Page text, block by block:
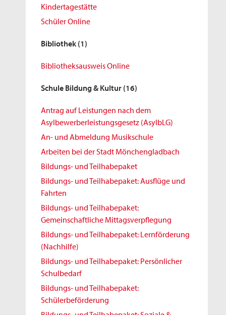
Kindertagestätte
Schüler Online
Bibliothek (1)
Bibliotheksausweis Online
Schule Bildung & Kultur (16)
Antrag auf Leistungen nach dem
Asylbewerberleistungsgesetz (AsylbLG)
An- und Abmeldung Musikschule
Arbeiten bei der Stadt Mönchengladbach
Bildungs- und Teilhabepaket
Bildungs- und Teilhabepaket: Ausflüge und
Fahrten
Bildungs- und Teilhabepaket:
Gemeinschaftliche Mittagsverpflegung
Bildungs- und Teilhabepaket: Lernförderung
(Nachhilfe)
Bildungs- und Teilhabepaket: Persönlicher
Schulbedarf
Bildungs- und Teilhabepaket:
Schülerbeförderung